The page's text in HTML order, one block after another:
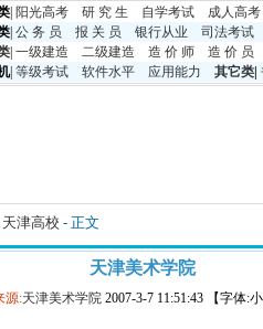
阳光高考 研 究 生 自学考试
成人高考
公 务 员 报 关 员 银行从业
司法考试
一级建造 二级建造 造 价 师
造 价 员
| 等级考试 软件水平 应用能力 其它类
天津高校 - 正文
天津美术学院
源:天津美术学院 2007-3-7 11:51:43 【字体: